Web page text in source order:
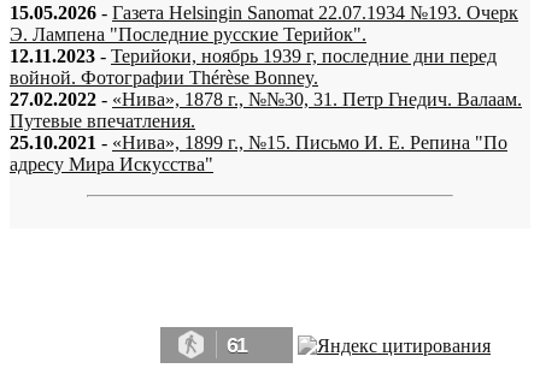
15.05.2026 - Газета Helsingin Sanomat 22.07.1934 №193. Очерк
Э. Лампена "Последние русские Терийок".
12.11.2023 - Терийоки, ноябрь 1939 г, последние дни перед
войной. Фотографии Thérèse Bonney.
27.02.2022 - «Нива», 1878 г., №№30, 31. Петр Гнедич. Валаам.
Путевые впечатления.
25.10.2021 - «Нива», 1899 г., №15. Письмо И. Е. Репина "По
адресу Мира Искусства"
61